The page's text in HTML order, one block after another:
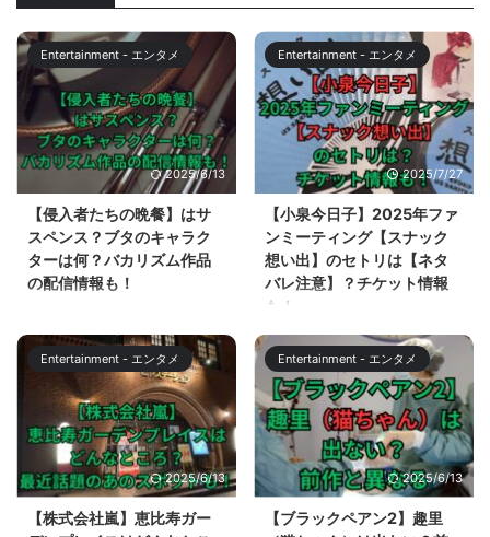
Entertainment - エンタメ
2025/6/13
【侵入者たちの晩餐】はサ
スペンス？ブタのキャラク
ターは何？バカリズム作品
の配信情報も！
さんが脚本を手掛け、菊地凛子が
主演を務める、日本テレビ系で
2024年1月3日の夜9時放送の新
春スペシャルドラマです。 2023
年の国内外の賞を総ナメにした
「ブラッシュアップライフ」のチ
ームが集結して制作したドラマと
いうことで、大きな注目を集めて
います。 この記事では、侵入者
たちの晩餐について考察するとと
Entertainment - エンタメ
2025/7/27
【小泉今日子】2025年ファ
ンミーティング【スナック
想い出】のセトリは【ネタ
バレ注意】？チケット情報
も！
小泉今日子さんの2025年ファン
ミーティング「スナック想い出」
が開催されています。 初開催と
なる小泉今日子さんのファンミー
ティング。 還暦を前に、2025年
4月にオフィシャルファンクラブ
「US SARITE」を発足。初めて
開催されるファンミーティングは
7月26日のZepp DiverCity公演か
らスタートし、8月23日まで全国
Entertainment - エンタメ
2025/6/13
【株式会社嵐】恵比寿ガー
Entertainment - エンタメ
2025/6/13
【ブラックペアン2】趣里